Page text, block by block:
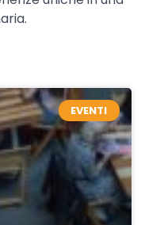
EVENTI